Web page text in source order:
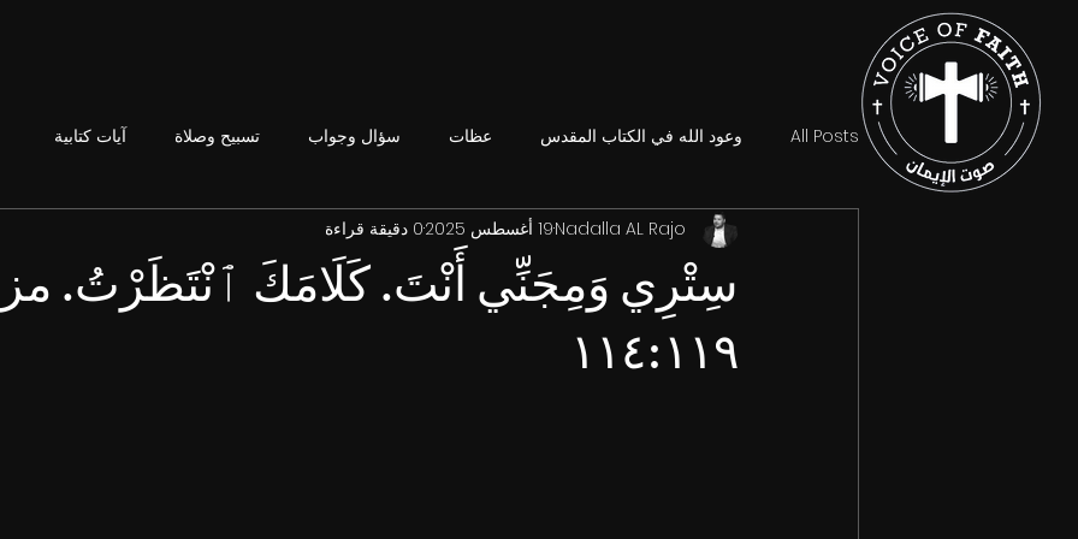
All Posts وعود الله في الكتاب المقدس عظات سؤال وجواب تسبيح وصلاة آيات كتابية
سِتْرِي وَمِجَنِّي أَنْتَ. كَلَامَكَ ٱنْتَظَرْتُ.
١١٤:١١٩
Nadalla AL Rajo19 أغسطس 2025 0 دقيقة قراءة